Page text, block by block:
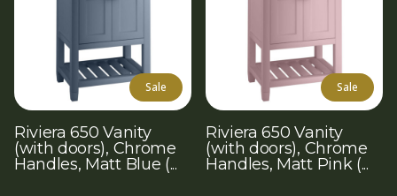
Sale
Riviera 650 Vanity
(with doors), Chrome
Handles, Matt Blue (...
Sale
Riviera 650 Vanity
(with doors), Chrome
Handles, Matt Pink (...